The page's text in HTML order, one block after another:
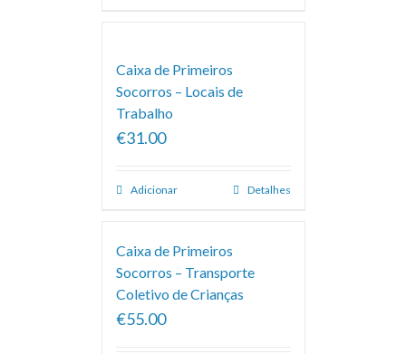
Caixa de Primeiros
Socorros – Locais de
Trabalho
€31.00
Adicionar Detalhes
Caixa de Primeiros
Socorros – Transporte
Coletivo de Crianças
€55.00